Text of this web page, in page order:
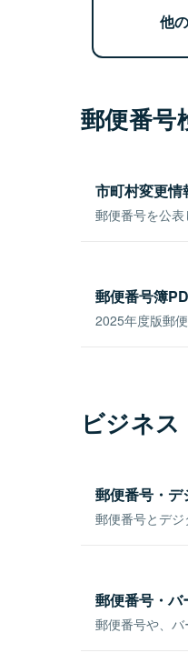
他
郵便番号
市町村変更情
郵便番号を公表
郵便番号簿
2025年度版郵
ビジネ
郵便番号・
郵便番号とデジ
郵便番号・バ
郵便番号や、バ